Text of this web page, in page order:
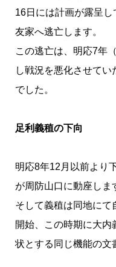
16日には計画が露呈
友家へ逃亡します。
この逃亡は、明応7年
し戦況を悪化させて
でした。
足利義稙の下向
明応8年12月以前より
が周防山口に動座しま
そして義稙は同地にて
開始、この時期に大内
状とする同じ機能の文